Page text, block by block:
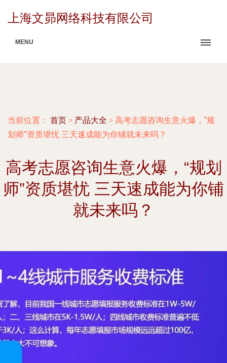
上海文昴网络科技有限公司
MENU
当前位置： 首页 > 产品大全 > 高考志愿咨询生意火爆，“规
划师”资质堪忧 三天速成能为你铺就未来吗？
高考志愿咨询生意火爆，“规划
师”资质堪忧 三天速成能为你铺
就未来吗？